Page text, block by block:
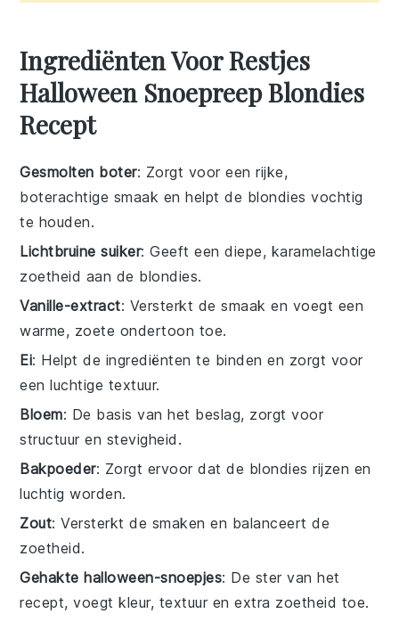
Ingrediënten Voor Restjes
Halloween Snoepreep Blondies
Recept
Gesmolten boter: Zorgt voor een rijke,
boterachtige smaak en helpt de blondies vochtig
te houden.
Lichtbruine suiker: Geeft een diepe, karamelachtige
zoetheid aan de blondies.
Vanille-extract: Versterkt de smaak en voegt een
warme, zoete ondertoon toe.
Ei: Helpt de ingrediënten te binden en zorgt voor
een luchtige textuur.
Bloem: De basis van het beslag, zorgt voor
structuur en stevigheid.
Bakpoeder: Zorgt ervoor dat de blondies rijzen en
luchtig worden.
Zout: Versterkt de smaken en balanceert de
zoetheid.
Gehakte halloween-snoepjes: De ster van het
recept, voegt kleur, textuur en extra zoetheid toe.